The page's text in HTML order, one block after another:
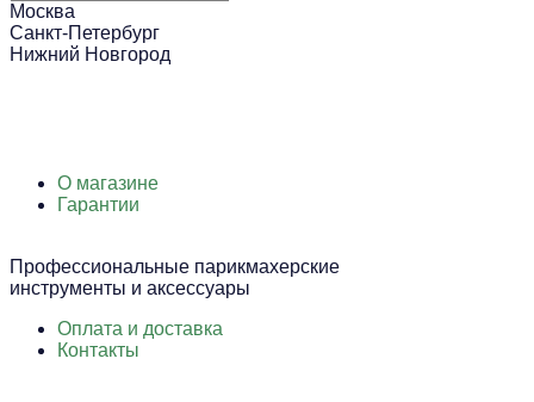
Москва
Санкт-Петербург
Нижний Новгород
О магазине
Гарантии
Профессиональные парикмахерские
инструменты и аксессуары
Оплата и доставка
Контакты